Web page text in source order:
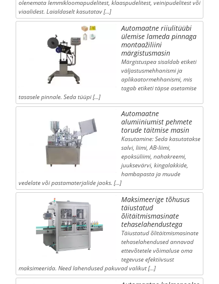
olenemata lemmikloomapudelitest, klaaspudelitest, veinipudelitest või
viaalidest. Laialdaselt kasutatav […]
Automaatne riiulitüübi
ülemise lameda pinnaga
montaažiliini
märgistusmasin
Märgistuspea sisaldab etiketi
väljastusmehhanismi ja
aplikaatormehhanismi, mis
tagab etiketi täpse asetamise
tasasele pinnale. Seda tüüpi […]
Automaatne
alumiiniumist pehmete
torude täitmise masin
Kasutamine: Seda kasutatakse
salvi, liimi, AB-liimi,
epoksüliimi, nahakreemi,
juuksevärvi, kingalakkide,
hambapasta ja muude
vedelate või pastamaterjalide jaoks. […]
Maksimeerige tõhusus
täiustatud
õlitäitmismasinate
tehaselahendustega
Täiustatud õlitäitmismasinate
tehaselahendused annavad
ettevõtetele võimaluse oma
tegevuse efektiivsust
maksimeerida. Need lahendused pakuvad valikut […]